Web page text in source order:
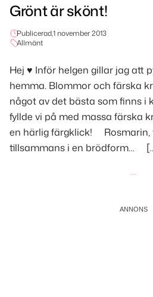
Grönt är skönt!
Publicerad,1 november 2013
Allmänt
Hej ♥ Inför helgen gillar jag att
hemma. Blommor och färska
något av det bästa som finns i
fyllde vi på med massa färska
en härlig färgklick! Rosmarin,
tillsammans i en brödform…